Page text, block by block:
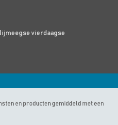
vierdaagse
en producten gemiddeld met een